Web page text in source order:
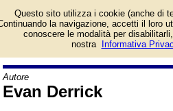
Autore
Evan Derrick
Questo sito utilizza i cookie (anche di
la navigazione, accetti il loro
conoscere le modalità per
nostra
Informativa